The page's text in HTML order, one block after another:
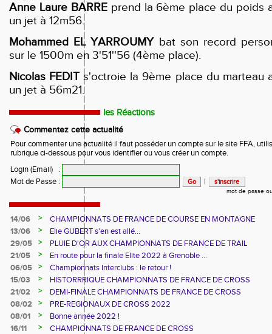
Anne Laure BARREprend la 6ème place du poids
un jet à 12m56.
Mohammed EL YARROUMYbat son record
sur le 1500m en 3'51''56 (4ème place).
Nicolas FEDIT s'octroie la 9ème place du marteau
un jet à 56m21.
les Réactions
Commentez cette actualité
Pour commenter une actualité il faut posséder un compte sur le site FFA,
rubrique ci-dessous pour vous identifier ou vous créer un compte.
Login (Email)
:
Mot de Passe : |
mot de passe
14/06 >
CHAMPIONNATS DE FRANCE DE COURSE EN MONTAGNE
13/06
>
Elie GUBERT s'en est allé...
29/05
>
PLUIE D'OR AUX CHAMPIONNATS DE FRANCE DE TRAIL
21/05
>
En route pour la finale Elite 2022 à Grenoble ...
06/05
>
Championnats Interclubs : le retour !
15/03
>
HISTORRRIQUE CHAMPIONNATS DE FRANCE DE CROSS
21/02
>
DEMI-FINALE CHAMPIONNATS DE FRANCE DE CROSS
08/02
>
PRE-REGIONAUX DE CROSS 2022
08/01
>
Bonne année 2022 !
16/11
>
CHAMPIONNATS DE FRANCE DE CROSS